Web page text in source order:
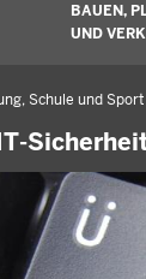
BAUEN,
UND
Schule und Sport